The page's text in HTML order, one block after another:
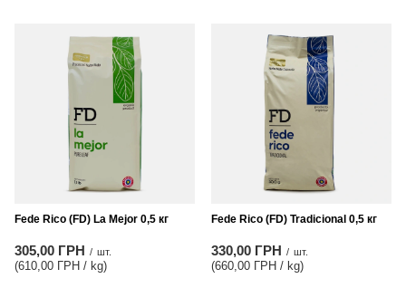
Fede Rico (FD) La Mejor 0,5 кг
305,00 ГРН / шт.
(610,00 ГРН / kg)
Fede Rico (FD) Tradicional 0,5 кг
330,00 ГРН / шт.
(660,00 ГРН / kg)